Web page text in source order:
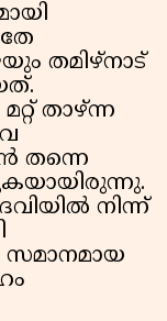
തമിഴ്നാട്
താഴ്ന്ന
തന്നെ
നിന്ന്